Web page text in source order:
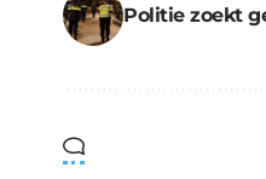
Politie zoekt